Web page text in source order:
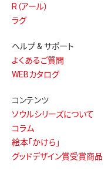
R（アール）
ラグ
ヘルプ & サポート
よくあるご質問
WEBカタログ
コンテンツ
ソウルシリーズについて
コラム
絵本「かけら」
グッドデザイン賞受賞商品